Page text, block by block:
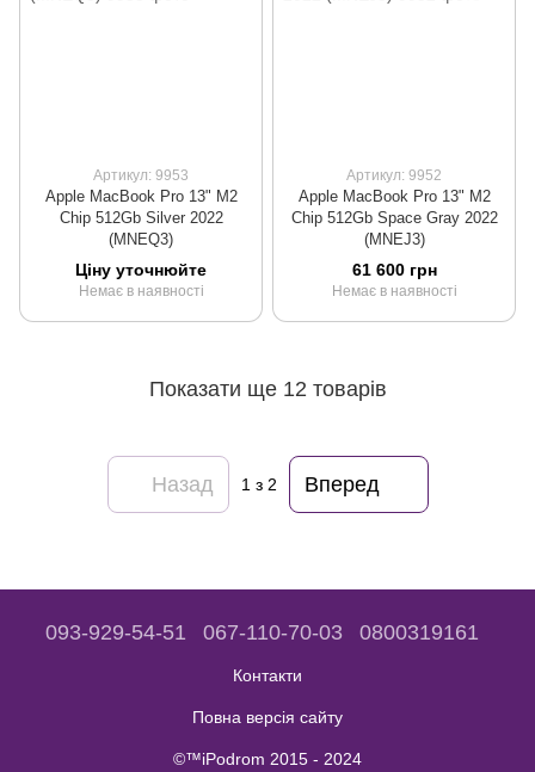
Артикул: 9953
Apple MacBook Pro 13" M2
Chip 512Gb Silver 2022
(MNEQ3)
Ціну уточнюйте
Немає в наявності
Артикул: 9952
Apple MacBook Pro 13" M2
Chip 512Gb Space Gray 2022
(MNEJ3)
61 600 грн
Немає в наявності
Показати ще 12 товарів
Назад 1 з 2 Вперед
093-929-54-51 067-110-70-03 0800319161
Контакти
Повна версія сайту
©™iPodrom 2015 - 2024